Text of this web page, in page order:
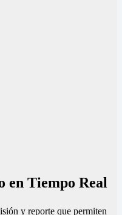
en Tiempo Real
y reporte que permiten